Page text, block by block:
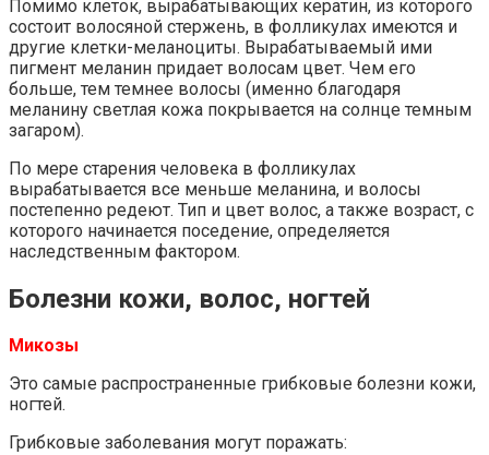
Помимо клеток, вырабатывающих кератин, из которого
состоит волосяной стержень, в фолликулах имеются и
другие клетки-меланоциты. Вырабатываемый ими
пигмент меланин придает волосам цвет. Чем его
больше, тем темнее волосы (именно благодаря
меланину светлая кожа покрывается на солнце темным
загаром).
По мере старения человека в фолликулах
вырабатывается все меньше меланина, и волосы
постепенно редеют. Тип и цвет волос, а также возраст, с
которого начинается поседение, определяется
наследственным фактором.
Болезни кожи, волос, ногтей
Микозы
Это самые распространенные грибковые болезни кожи,
ногтей.
Грибковые заболевания могут поражать: